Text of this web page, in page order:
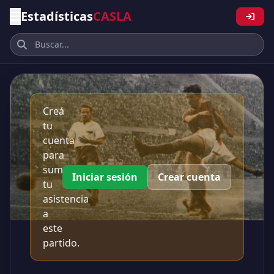
EstadísticasCASLA
Creá
tu
cuenta
para
sumar
tu
asistencia
a
este
partido.
Iniciar sesión Crear cuenta